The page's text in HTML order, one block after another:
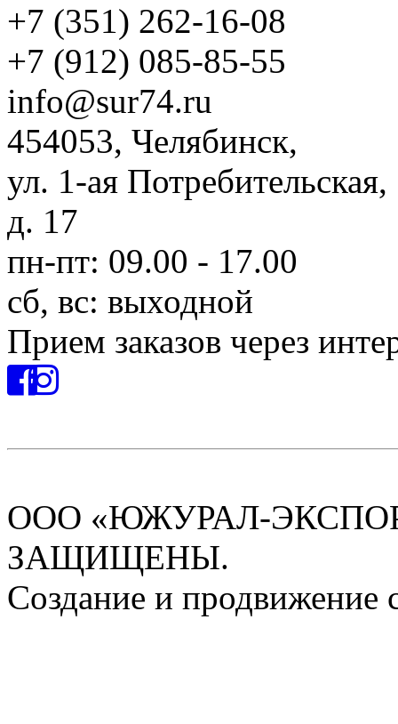
+7 (351) 262-16-08
+7 (912) 085-85-55
info@sur74.ru
454053, Челябинск,
ул. 1-ая Потребительская,
д. 17
пн-пт: 09.00 - 17.00
сб, вс: выходной
Прием заказов через
ООО «ЮЖУРАЛ-
ЗАЩИЩЕНЫ.
Создание и продвижение